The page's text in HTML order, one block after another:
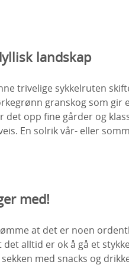
landskap
trivelige sykkelruten
granskog som gir
det opp fine gårder og
En solrik vår- eller
med!
at det er noen
det alltid er ok å gå et
med snacks og